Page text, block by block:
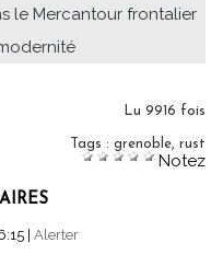
le Mercantour frontalier
Lu 9916 fois
Tags : grenoble, rust
Notez
Alerter